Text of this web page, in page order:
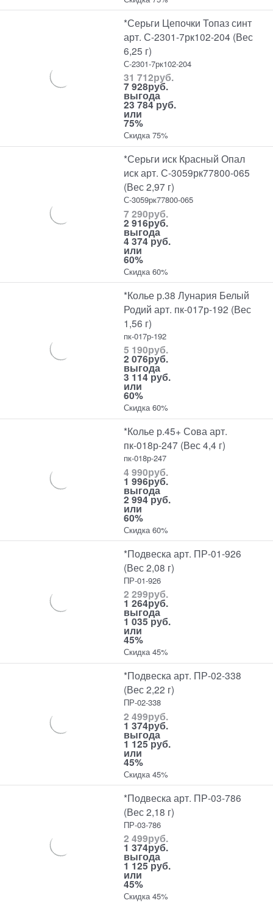
*Серьги Цепочки Топаз синт
арт. С-2301-7рк102-204 (Вес
6,25 г)
С-2301-7рк102-204
31 712руб.
7 928руб.
выгода
23 784 руб.
или
75%
Скидка 75%
*Серьги иск Красный Опал
иск арт. С-3059рк77800-065
(Вес 2,97 г)
С-3059рк77800-065
7 290руб.
2 916руб.
выгода
4 374 руб.
или
60%
Скидка 60%
*Колье р.38 Лунария Белый
Родий арт. пк-017р-192 (Вес
1,56 г)
пк-017р-192
5 190руб.
2 076руб.
выгода
3 114 руб.
или
60%
Скидка 60%
*Колье р.45+ Сова арт.
пк-018р-247 (Вес 4,4 г)
пк-018р-247
4 990руб.
1 996руб.
выгода
2 994 руб.
или
60%
Скидка 60%
*Подвеска арт. ПР-01-926
(Вес 2,08 г)
ПР-01-926
2 299руб.
1 264руб.
выгода
1 035 руб.
или
45%
Скидка 45%
*Подвеска арт. ПР-02-338
(Вес 2,22 г)
ПР-02-338
2 499руб.
1 374руб.
выгода
1 125 руб.
или
45%
Скидка 45%
*Подвеска арт. ПР-03-786
(Вес 2,18 г)
ПР-03-786
2 499руб.
1 374руб.
выгода
1 125 руб.
или
45%
Скидка 45%